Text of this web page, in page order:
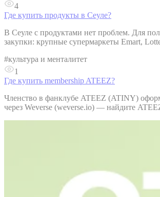
4
Где купить продукты в Сеуле?
В Сеуле с продуктами нет проблем. Для
закупки: крупные супермаркеты Emart,
#культура и менталитет
1
Где купить membership ATEEZ?
Членство в фанклубе ATEEZ (ATINY)
через Weverse (weverse.io) — найдите